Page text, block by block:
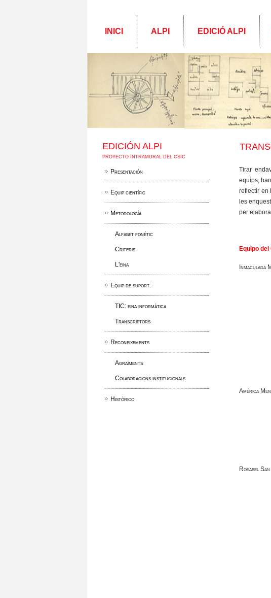
INICI ALPI EDICIÓ ALPI
EDICIÓN ALPI
PROYECTO INTRAMURAL DEL CSIC
Presentación
Equip científic
Metodología
Alfabet fonétic
Criteris
L'eina
Equip de suport:
TIC: eina informàtica
Transcriptors
Reconeixements
Agraïments
Colaboracions institucionals
Histórico
Tirar
equips,
reflectir en
les
per
Equipo
América
Rosabel